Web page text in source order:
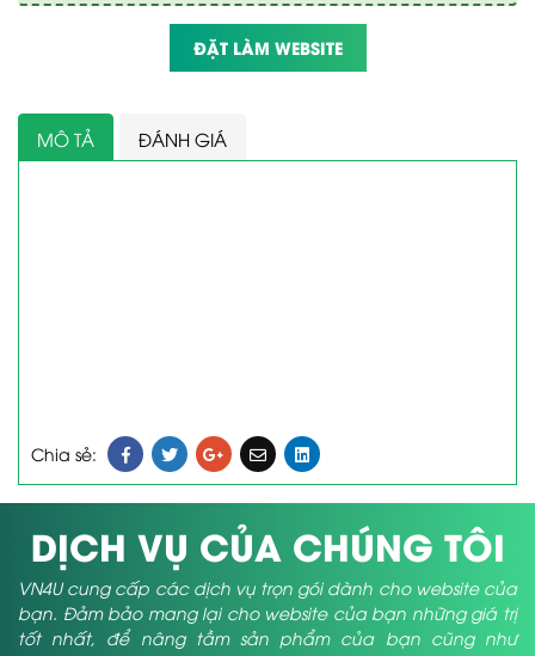
ĐẶT LÀM WEBSITE
MÔ TẢ ĐÁNH GIÁ
Chia sẻ:
DỊCH VỤ CỦA CHÚNG TÔI
VN4U cung cấp các dịch vụ trọn gói dành cho website của
bạn. Đảm bảo mang lại cho website của bạn những giá trị
tốt nhất, để nâng tầm sản phẩm của bạn cũng như